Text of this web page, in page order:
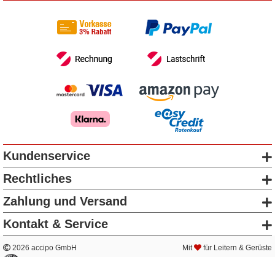
Kundenservice
Rechtliches
Zahlung und Versand
Kontakt & Service
2026 accipo GmbH Mit für Leitern & Gerüste